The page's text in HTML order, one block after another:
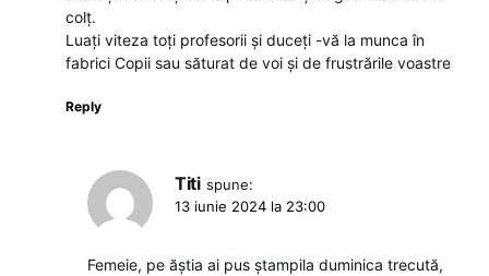
colț.
Luați viteza toți profesorii și duceți -vă la munca în
fabrici Copii sau săturat de voi și de frustrările voastre
Reply
Titi spune:
13 iunie 2024 la 23:00
Femeie, pe ăștia ai pus ștampila duminica trecută,